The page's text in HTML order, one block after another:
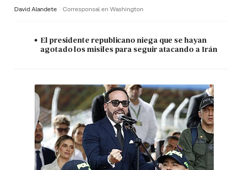
David Alandete Corresponsal en Washington
El presidente republicano niega que se hayan
agotado los misiles para seguir atacando a Irán